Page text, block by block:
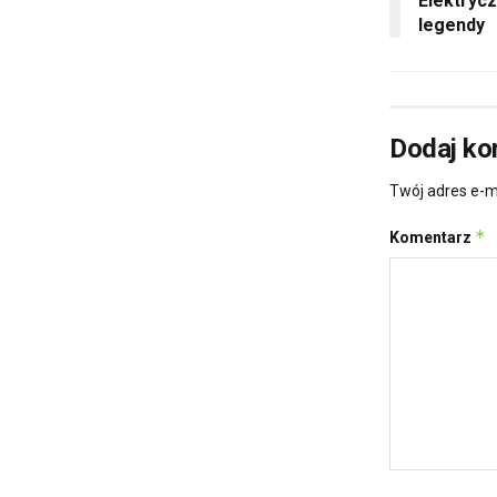
legendy
Dodaj
Twój adres e-
Komentarz *